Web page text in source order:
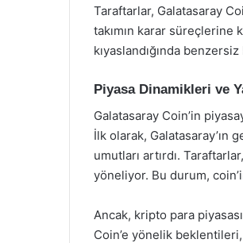
Taraftarlar, Galatasaray
takımın karar süreçlerine
kıyaslandığında
Piyasa Dinamikleri ve
Galatasaray Coin’in
İlk olarak, Galatasaray’ın
umutları artırdı.
yöneliyor. Bu durum,
Ancak, kripto para
Coin’e yönelik